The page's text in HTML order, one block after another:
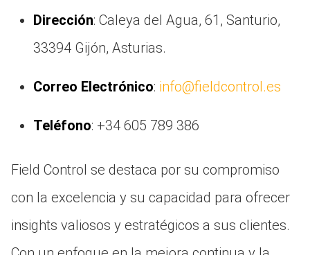
Dirección: Caleya del Agua, 61, Santurio,
33394 Gijón, Asturias.
Correo Electrónico: info@fieldcontrol.es
Teléfono: +34 605 789 386
Field Control se destaca por su compromiso
con la excelencia y su capacidad para ofrecer
insights valiosos y estratégicos a sus clientes.